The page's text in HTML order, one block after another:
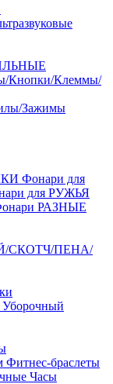
Кнопки/Клеммы/
Зажимы
Фонари для
для РУЖЬЯ
РАЗНЫЕ
СКОТЧ/ПЕНА/
Уборочный
Фитнес-браслеты
Часы